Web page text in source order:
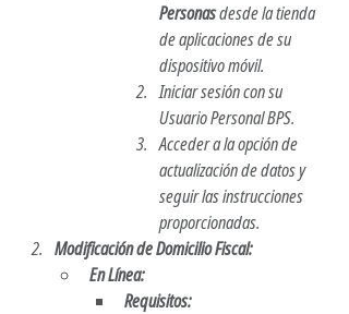
Personas desde la tienda
de aplicaciones de su
dispositivo móvil.
Iniciar sesión con su
Usuario Personal BPS.
Acceder a la opción de
actualización de datos y
seguir las instrucciones
proporcionadas.
Modificación de Domicilio Fiscal:
En Línea:
Requisitos: